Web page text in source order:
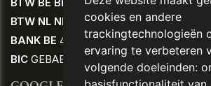
cookies en andere
trackingtechnologieën
ervaring te verbeteren
volgende doeleinden:
BTW BE BE
0458.795.152
BTW NL NL
80.58.21.806 B01
BANK BE 44 2350 2945 2545
BIC GEBABEBB